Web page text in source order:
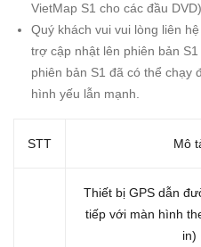
VietMap S1 cho các đầu DVD)
Quý khách vui vui lòng liên
trợ cập nhật lên phiên bản
phiên bản S1 đã có thể chạy
hình yếu lẫn mạnh.
STT Mô
Thiết bị GPS dẫn
tiếp với màn hình
in)